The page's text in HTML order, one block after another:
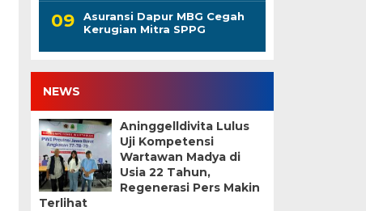
Asuransi Dapur MBG Cegah
Kerugian Mitra SPPG
NEWS
Aninggelldivita Lulus
Uji Kompetensi
Wartawan Madya di
Usia 22 Tahun,
Regenerasi Pers Makin
Terlihat